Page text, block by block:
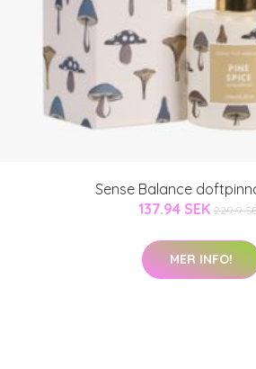
Sense Balance
137.94 SEK 229.9
MER INFO!